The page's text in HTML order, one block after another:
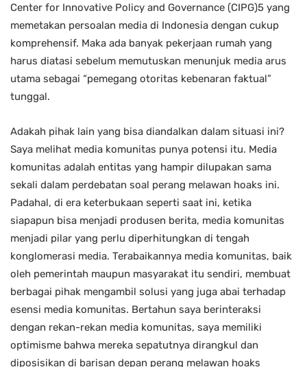
Center for Innovative Policy and Governance (CIPG)5 yang
memetakan persoalan media di Indonesia dengan cukup
komprehensif. Maka ada banyak pekerjaan rumah yang
harus diatasi sebelum memutuskan menunjuk media arus
utama sebagai “pemegang otoritas kebenaran faktual”
tunggal.
Adakah pihak lain yang bisa diandalkan dalam situasi ini?
Saya melihat media komunitas punya potensi itu. Media
komunitas adalah entitas yang hampir dilupakan sama
sekali dalam perdebatan soal perang melawan hoaks ini.
Padahal, di era keterbukaan seperti saat ini, ketika
siapapun bisa menjadi produsen berita, media komunitas
menjadi pilar yang perlu diperhitungkan di tengah
konglomerasi media. Terabaikannya media komunitas, baik
oleh pemerintah maupun masyarakat itu sendiri, membuat
berbagai pihak mengambil solusi yang juga abai terhadap
esensi media komunitas. Bertahun saya berinteraksi
dengan rekan-rekan media komunitas, saya memiliki
optimisme bahwa mereka sepatutnya dirangkul dan
diposisikan di barisan depan perang melawan hoaks